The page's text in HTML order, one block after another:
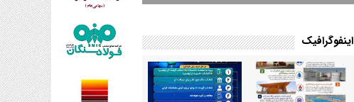
اینفوگرافیک